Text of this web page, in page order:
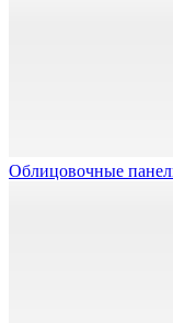
Облицовочные